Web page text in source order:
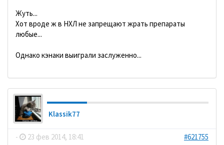
Жуть...
Хот вроде ж в НХЛ не запрещают жрать препараты
любые...
Однако кэнаки выиграли заслуженно...
Klassik77
- 23 фев 2014, 18:41
#621755